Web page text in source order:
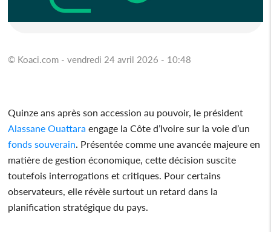
© Koaci.com - vendredi 24 avril 2026 - 10:48
Quinze ans après son accession au pouvoir, le président
Alassane Ouattara engage la Côte d’Ivoire sur la voie d’un
fonds souverain . Présentée comme une avancée majeure en
matière de gestion économique, cette décision suscite
toutefois interrogations et critiques. Pour certains
observateurs, elle révèle surtout un retard dans la
planification stratégique du pays.